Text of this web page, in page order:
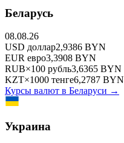
Беларусь
08.08.26
USD доллар2,9386 BYN
EUR евро3,3908 BYN
RUB×100 рубль3,6365 BYN
KZT×1000 тенге6,2787 BYN
Курсы валют в Беларуси →
Украина